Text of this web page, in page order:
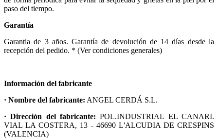
paso del tiempo.
Garantía
Garantia de 3 años. Garantía de devolución de 14 días desde la
recepción del pedido. * (Ver condiciones generales)
Información del fabricante
· Nombre del fabricante: ANGEL CERDÁ S.L.
· Dirección del fabricante: POL.INDUSTRIAL EL CANARI.
VIAL LA COSTERA, 13 - 46690 L'ALCUDIA DE CRESPINS
(VALENCIA)